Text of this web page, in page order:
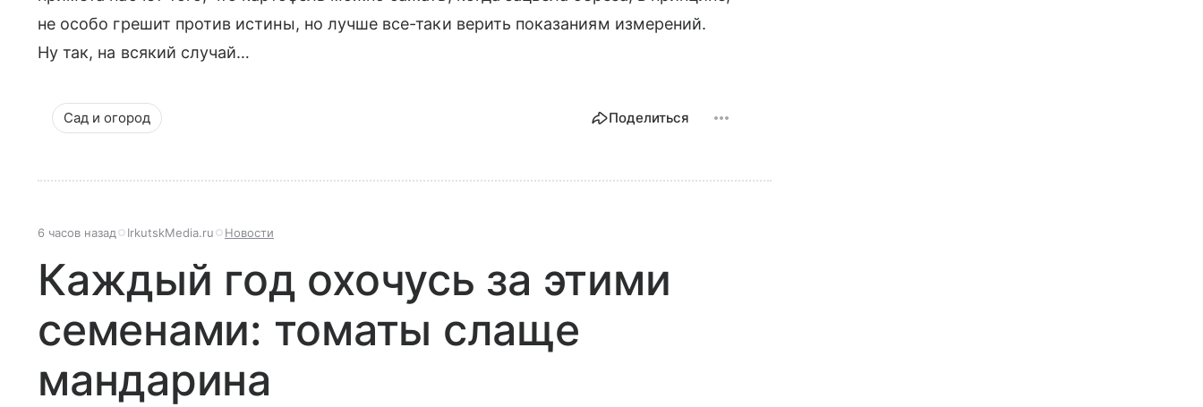
не особо грешит против истины, но лучше все-таки верить показаниям измерений.
Ну так, на всякий случай…
Сад и огород Поделиться
6 часов назад IrkutskMedia.ru Новости
Каждый год охочусь за этими
семенами: томаты слаще
мандарина